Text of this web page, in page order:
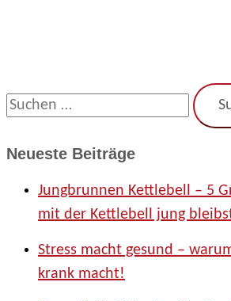
S
cNeueste Beiträge
Jungbrunnen Kettlebell – 5
mit der Kettlebell jung
Stress macht gesund –
krank macht!